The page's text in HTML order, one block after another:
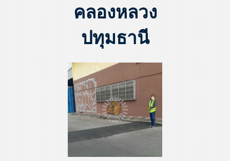
คลองหลวง
ปทุมธานี